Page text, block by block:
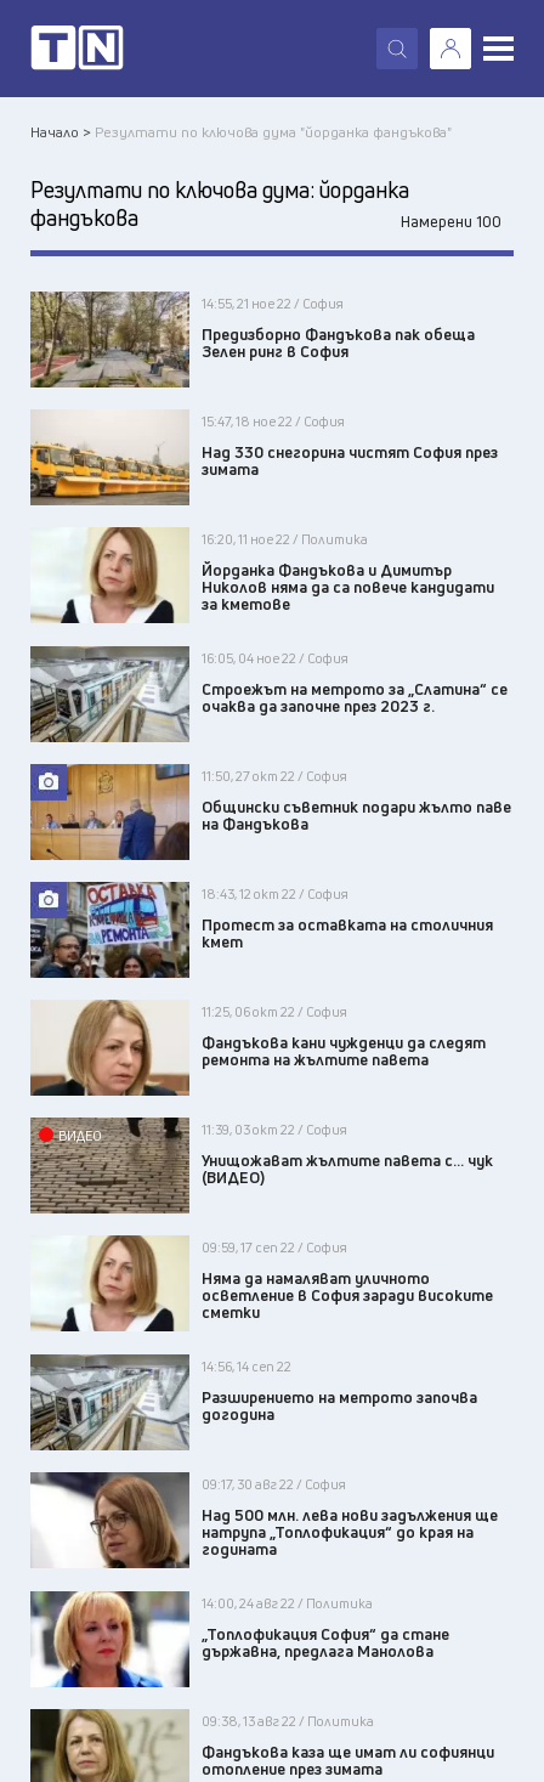
X
Начало > Резултати по ключова дума "йорданка фандъкова"
Резултати по ключова дума: йорданка
фандъкова
Намерени 100
14:55, 21 ное 22 / София
Предизборно Фандъкова пак обеща
Зелен ринг в София
15:47, 18 ное 22 / София
Над 330 снегорина чистят София през
зимата
16:20, 11 ное 22 / Политика
Йорданка Фандъкова и Димитър
Николов няма да са повече кандидати
за кметове
16:05, 04 ное 22 / София
Строежът на метрото за „Слатина“ се
очаква да започне през 2023 г.
11:50, 27 окт 22 / София
Общински съветник подари жълто паве
на Фандъкова
18:43, 12 окт 22 / София
Протест за оставката на столичния
кмет
11:25, 06 окт 22 / София
Фандъкова кани чужденци да следят
ремонта на жълтите павета
ВИДЕО 11:39, 03 окт 22 / София
Унищожават жълтите павета с... чук
(ВИДЕО)
09:59, 17 сеп 22 / София
Няма да намаляват уличното
осветление в София заради високите
сметки
14:56, 14 сеп 22
Разширението на метрото започва
догодина
09:17, 30 авг 22 / София
Над 500 млн. лева нови задължения ще
натрупа „Топлофикация“ до края на
годината
14:00, 24 авг 22 / Политика
„Топлофикация София“ да стане
държавна, предлага Манолова
09:38, 13 авг 22 / Политика
Фандъкова каза ще имат ли софиянци
отопление през зимата